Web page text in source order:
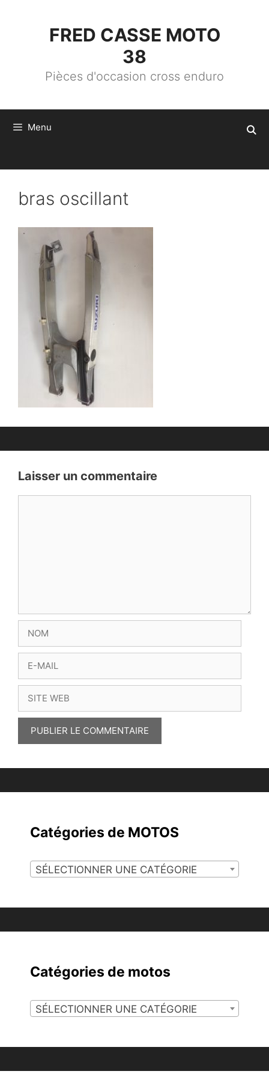
FRED CASSE MOTO
38
Pièces d'occasion cross enduro
Menu
bras oscillant
Laisser un commentaire
COMMENTAIRE
NOM
E-
MAIL
SITE
WEB
Catégories de MOTOS
SÉLECTIONNER UNE CATÉGORIE
Catégories de motos
SÉLECTIONNER UNE CATÉGORIE